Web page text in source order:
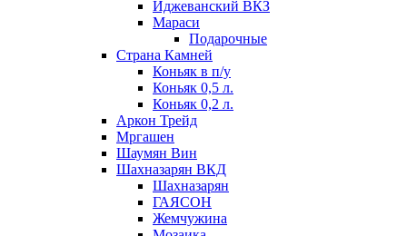
Иджеванский ВКЗ
Мараси
Подарочные
Страна Камней
Коньяк в п/у
Коньяк 0,5 л.
Коньяк 0,2 л.
Аркон Трейд
Мргашен
Шаумян Вин
Шахназарян ВКД
Шахназарян
ГАЯСОН
Жемчужина